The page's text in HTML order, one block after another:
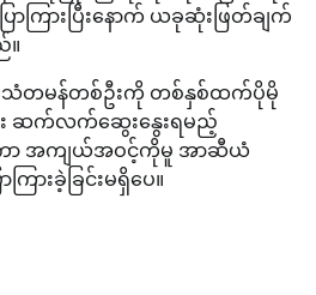
ာကြားပြီးနောက် ယခုဆုံးဖြတ်ချက်
။
သံတမန်တစ်ဦးကို တစ်နှစ်ထက်ပိုမို
း ဆက်လက်ဆွေးနွေးရမည့်
ကာ အကျယ်အဝင့်ကိုမူ အာဆီယံ
ြားခဲ့ခြင်းမရှိပေ။